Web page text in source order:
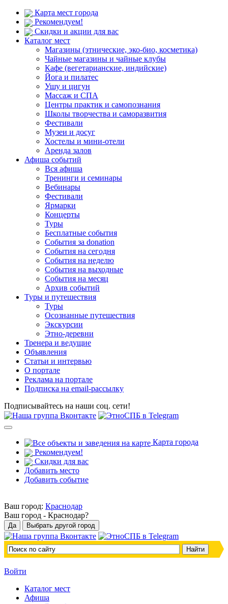
Карта мест города
Рекомендуем!
Скидки и акции для вас
Каталог мест
Магазины (этнические, эко-био, косметика)
Чайные магазины и чайные клубы
Кафе (вегетарианские, индийские)
Йога и пилатес
Ушу и цигун
Массаж и СПА
Центры практик и самопознания
Школы творчества и саморазвития
Фестивали
Музеи и досуг
Хостелы и мини-отели
Аренда залов
Афиша событий
Вся афиша
Тренинги и семинары
Вебинары
Фестивали
Ярмарки
Концерты
Туры
Бесплатные события
События за donation
События на сегодня
События на неделю
События на выходные
События на месяц
Архив событий
Туры и путешествия
Туры
Осознанные путешествия
Экскурсии
Этно-деревни
Тренера и ведущие
Объявления
Статьи и интервью
О портале
Реклама на портале
Подписка на email-рассылку
Подписывайтесь на наши соц. сети!
Карта города
Рекомендуем!
Скидки для вас
Добавить место
Добавить событие
Ваш город: Краснодар
Ваш город - Краснодар?
Войти
Каталог мест
Афиша